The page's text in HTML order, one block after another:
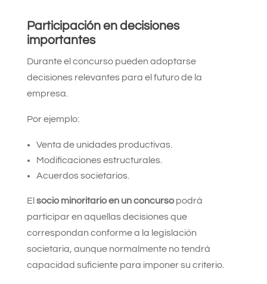
Participación en decisiones
importantes
Durante el concurso pueden adoptarse
decisiones relevantes para el futuro de la
empresa.
Por ejemplo:
Venta de unidades productivas.
Modificaciones estructurales.
Acuerdos societarios.
El socio minoritario en un concursopodrá
participar en aquellas decisiones que
correspondan conforme a la legislación
societaria, aunque normalmente no tendrá
capacidad suficiente para imponer su criterio.